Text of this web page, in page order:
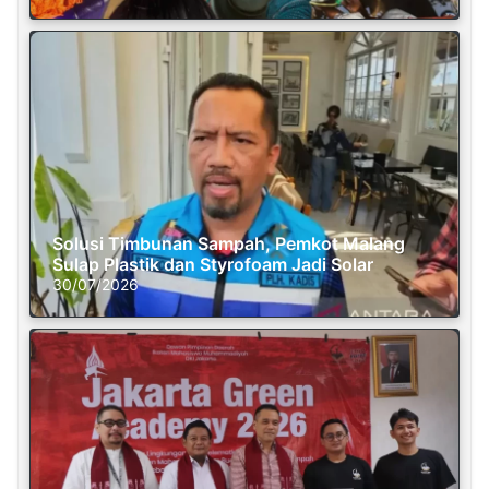
Solusi Timbunan Sampah, Pemkot Malang
Sulap Plastik dan Styrofoam Jadi Solar
30/07/2026